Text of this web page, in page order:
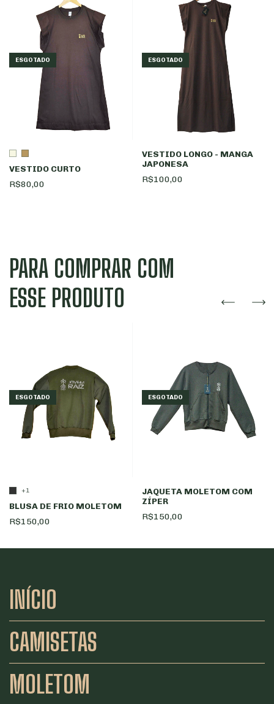
ESGOTADO
VESTIDO CURTO
R$80,00
ESGOTADO
VESTIDO LONGO - MANGA
JAPONESA
R$100,00
PARA COMPRAR COM
ESSE PRODUTO
ESGOTADO
+1
BLUSA DE FRIO MOLETOM
R$150,00
ESGOTADO
JAQUETA MOLETOM COM
ZÍPER
R$150,00
INÍCIO
CAMISETAS
MOLETOM